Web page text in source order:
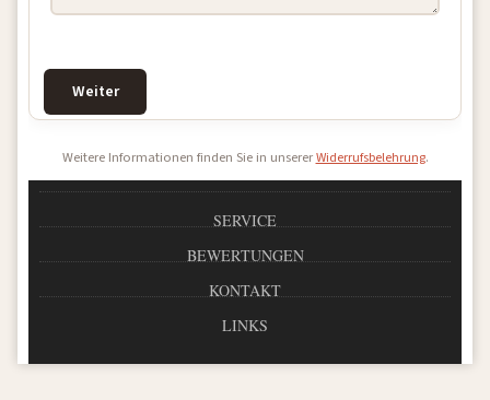
Weiter
Weitere Informationen finden Sie in unsererWiderrufsbelehrung.
SERVICE
BEWERTUNGEN
KONTAKT
LINKS